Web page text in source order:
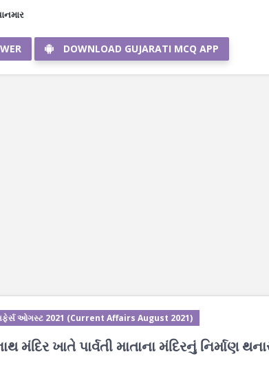
DOWNLOAD GUJARATI MCQ APP
ઓગસ્ટ 2021 (Current Affairs August 2021)
મંદિર ખાતે પાર્વતી માતાના મંદિરનું નિર્માણ